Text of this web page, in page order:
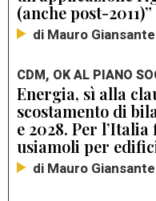
(anche post-2011)”
di Mauro Giansante
CDM, OK AL PIANO
Energia, sì alla
scostamento di
e 2028. Per
usiamoli per
di Mauro Giansante